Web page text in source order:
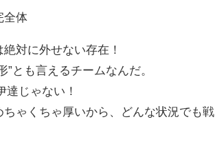
全体
対に外せない存在！
とも言えるチームなんだ。
じゃない！
ゃくちゃ厚いから、どんな状況でも戦